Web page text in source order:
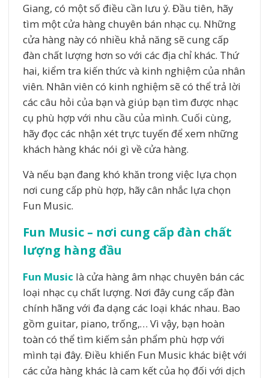
Giang, có một số điều cần lưu ý. Đầu tiên, hãy
tìm một cửa hàng chuyên bán nhạc cụ. Những
cửa hàng này có nhiều khả năng sẽ cung cấp
đàn chất lượng hơn so với các địa chỉ khác. Thứ
hai, kiểm tra kiến thức và kinh nghiệm của nhân
viên. Nhân viên có kinh nghiệm sẽ có thể trả lời
các câu hỏi của bạn và giúp bạn tìm được nhạc
cụ phù hợp với nhu cầu của mình. Cuối cùng,
hãy đọc các nhận xét trực tuyến để xem những
khách hàng khác nói gì về cửa hàng.
Và nếu bạn đang khó khăn trong việc lựa chọn
nơi cung cấp phù hợp, hãy cân nhắc lựa chọn
Fun Music.
Fun Music – nơi cung cấp đàn chất
lượng hàng đầu
Fun Musiclà cửa hàng âm nhạc chuyên bán các
loại nhạc cụ chất lượng. Nơi đây cung cấp đàn
chính hãng với đa dạng các loại khác nhau. Bao
gồm guitar, piano, trống,… Vì vậy, bạn hoàn
toàn có thể tìm kiếm sản phẩm phù hợp với
mình tại đây. Điều khiến Fun Music khác biệt với
các cửa hàng khác là cam kết của họ đối với dịch